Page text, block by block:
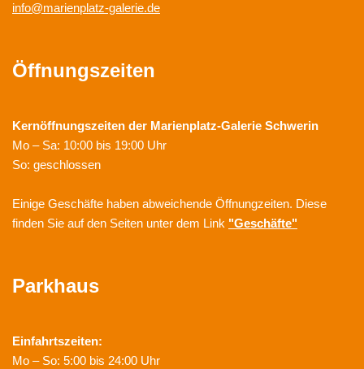
info@marienplatz-galerie.de
Öffnungszeiten
Kernöffnungszeiten der Marienplatz-Galerie Schwerin
Mo – Sa: 10:00 bis 19:00 Uhr
So: geschlossen
Einige Geschäfte haben abweichende Öffnungzeiten. Diese
finden Sie auf den Seiten unter dem Link "Geschäfte"
Parkhaus
Einfahrtszeiten:
Mo – So: 5:00 bis 24:00 Uhr